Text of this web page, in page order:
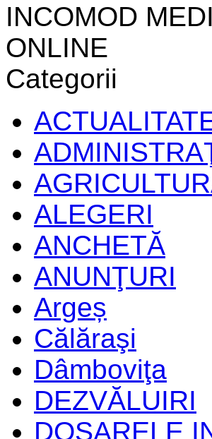
INCOMOD
ONLINE
Categorii
ALEGERI
ANCHETĂ
ANUNŢURI
Argeș
Călăraşi
Dâmboviţa
DEZVĂLUIRI
DOSARELE